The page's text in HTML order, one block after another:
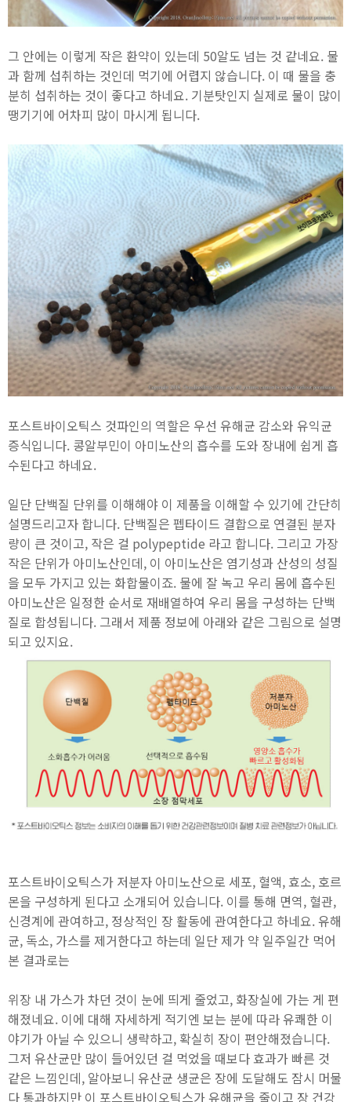
그 안에는 이렇게 작은 환약이 있는데 50알도 넘는 것 같네요. 물
과 함께 섭취하는 것인데 먹기에 어렵지 않습니다. 이 때 물을 충
분히 섭취하는 것이 좋다고 하네요. 기분탓인지 실제로 물이 많이
땡기기에 어차피 많이 마시게 됩니다.
포스트바이오틱스 것파인의 역할은 우선 유해균 감소와 유익균
증식입니다. 콩알부민이 아미노산의 흡수를 도와 장내에 쉽게 흡
수된다고 하네요.
일단 단백질 단위를 이해해야 이 제품을 이해할 수 있기에 간단히
설명드리고자 합니다. 단백질은 펩타이드 결합으로 연결된 분자
량이 큰 것이고, 작은 걸 polypeptide 라고 합니다. 그리고 가장
작은 단위가 아미노산인데, 이 아미노산은 염기성과 산성의 성질
을 모두 가지고 있는 화합물이죠. 물에 잘 녹고 우리 몸에 흡수된
아미노산은 일정한 순서로 재배열하여 우리 몸을 구성하는 단백
질로 합성됩니다. 그래서 제품 정보에 아래와 같은 그림으로 설명
되고 있지요.
포스트바이오틱스가 저분자 아미노산으로 세포, 혈액, 효소, 호르
몬을 구성하게 된다고 소개되어 있습니다. 이를 통해 면역, 혈관,
신경계에 관여하고, 정상적인 장 활동에 관여한다고 하네요. 유해
균, 독소, 가스를 제거한다고 하는데 일단 제가 약 일주일간 먹어
본 결과로는
위장 내 가스가 차던 것이 눈에 띄게 줄었고, 화장실에 가는 게 편
해졌네요. 이에 대해 자세하게 적기엔 보는 분에 따라 유쾌한 이
야기가 아닐 수 있으니 생략하고, 확실히 장이 편안해졌습니다.
그저 유산균만 많이 들어있던 걸 먹었을 때보다 효과가 빠른 것
같은 느낌인데, 알아보니 유산균 생균은 장에 도달해도 잠시 머물
다 통과하지만 이 포스트바이오틱스가 유해균을 줄이고 장 건강